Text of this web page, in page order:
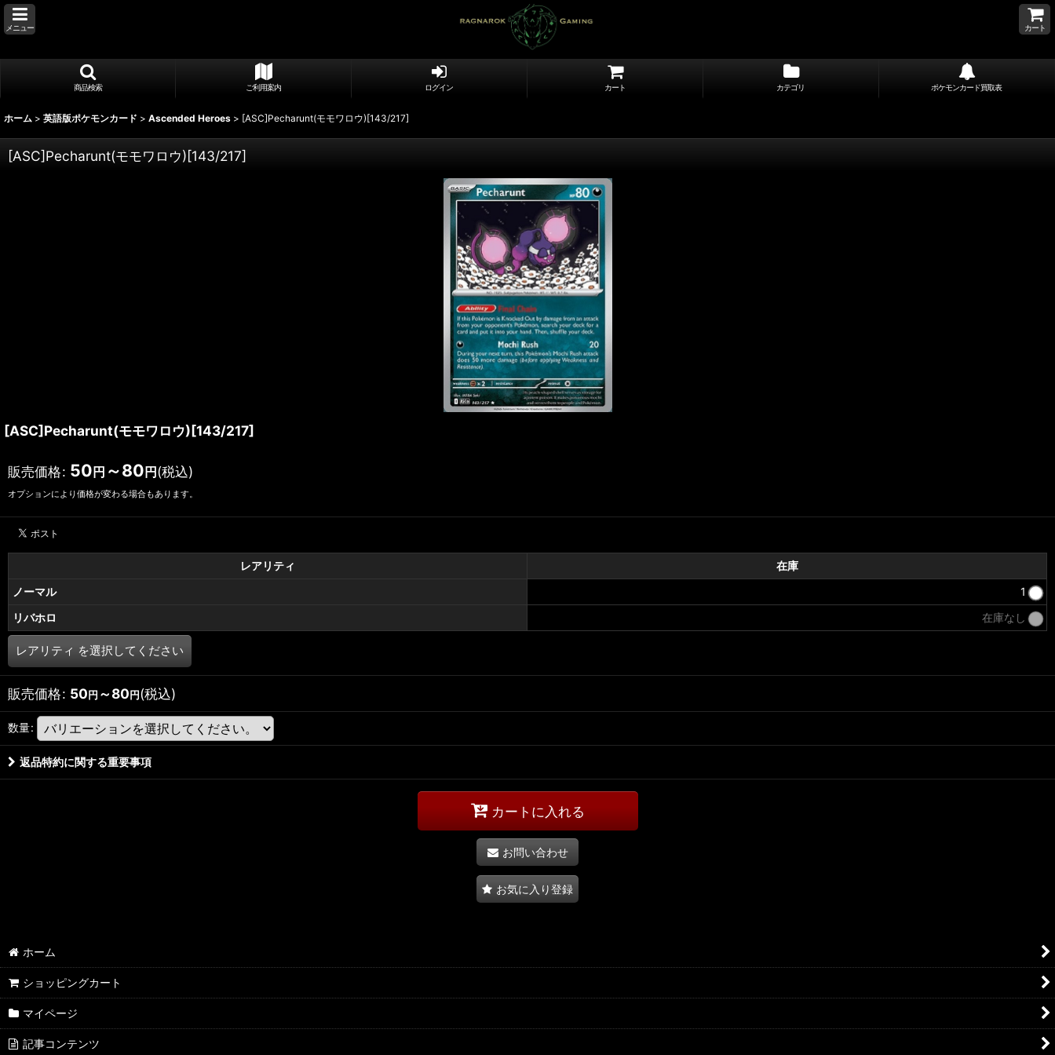
メニュー カート
商品検索 ご利用案内 ログイン カート カテゴリ ポケモンカード買取表
ホーム > 英語版ポケモンカード > Ascended Heroes > [ASC]Pecharunt(モモワロウ)[143/217]
[ASC]Pecharunt(モモワロウ)[143/217]
[ASC]Pecharunt(モモワロウ)[143/217]
販売価格: 50 円 ～80 円 (税込)
オプションにより価格が変わる場合もあります。
レアリティ
在庫
ノーマル
1
リバホロ
在庫なし
レアリティ を選択してください
販売価格: 50円 ～80円(税込)
数量:
返品特約に関する重要事項
カートに入れる
お問い合わせ
お気に入り登録
ホーム
ショッピングカート
マイページ
記事コンテンツ